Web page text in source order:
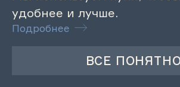
и ингушском романе 60-
ХХ века»
удобнее и лучше.
Подробнее